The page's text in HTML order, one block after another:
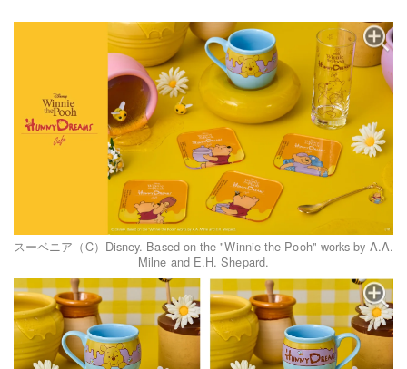
スーベニア（C）Disney. Based on the "Winnie the Pooh" works by A.A.
Milne and E.H. Shepard.